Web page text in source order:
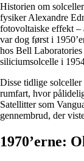
Historien om
fysiker Alexandre
fotovoltaiske effekt –
var dog først i
hos Bell
siliciumsolcelle i
Disse tidlige
rumfart, hvor
Satellitter som
gennembrud, der
1970’erne: